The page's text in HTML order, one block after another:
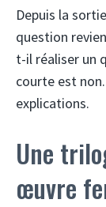
Depuis la
question
t-il réaliser un
courte est
explications.
Une
œuvre